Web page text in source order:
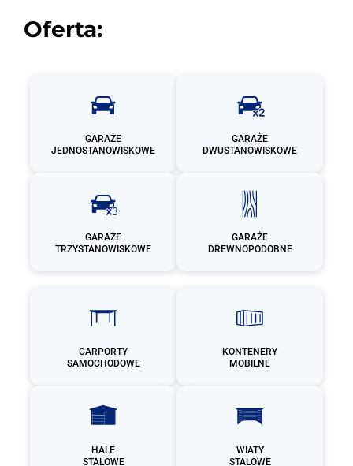
Oferta:
GARAŻE
JEDNOSTANOWISKOWE
GARAŻE
DWUSTANOWISKOWE
GARAŻE
TRZYSTANOWISKOWE
GARAŻE
DREWNOPODOBNE
CARPORTY
SAMOCHODOWE
KONTENERY
MOBILNE
HALE
STALOWE
WIATY
STALOWE